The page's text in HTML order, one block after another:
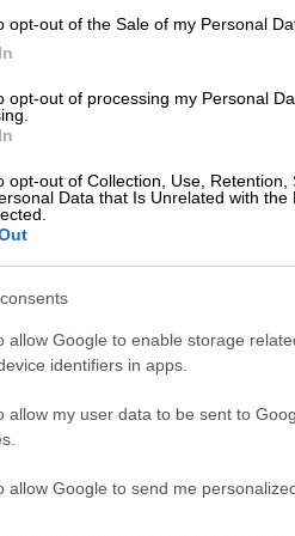
opt-out of the Sale of my Personal
opt-out of processing my Personal
opt-out of Collection, Use, Retention,
Data that Is Unrelated with the
allow Google to enable storage
identifiers in apps.
allow my user data to be sent to
allow Google to send me
δηλώσεις για το
Η Ολυμπία
με τα παιδιά της,
Lifestyle|20.01.2020
Ολυμπία
παιδί της με τον
Χοψονίδου και ο